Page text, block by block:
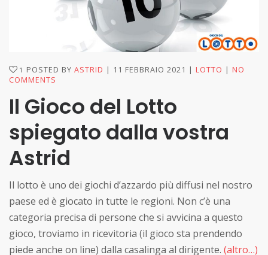
1 POSTED BY ASTRID 11 FEBBRAIO 2021 LOTTO
NO
COMMENTS
Il Gioco del Lotto
spiegato dalla vostra
Astrid
Il lotto è uno dei giochi d’azzardo più diffusi nel nostro
paese ed è giocato in tutte le regioni. Non c’è una
categoria precisa di persone che si avvicina a questo
gioco, troviamo in ricevitoria (il gioco sta prendendo
piede anche on line) dalla casalinga al dirigente. (altro…)